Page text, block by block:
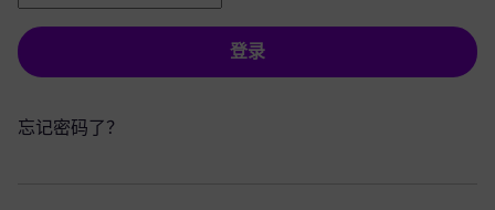
登录
忘记密码了？